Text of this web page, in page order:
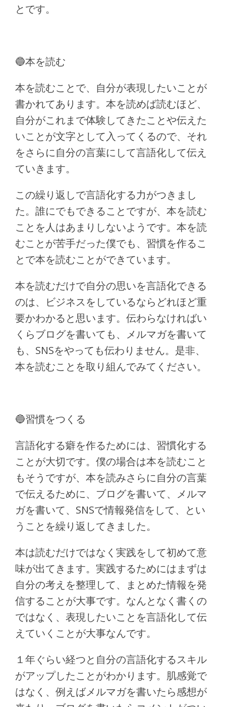
とです。
🔵本を読む
本を読むことで、自分が表現したいことが
書かれてあります。本を読めば読むほど、
自分がこれまで体験してきたことや伝えた
いことが文字として入ってくるので、それ
をさらに自分の言葉にして言語化して伝え
ていきます。
この繰り返しで言語化する力がつきまし
た。誰にでもできることですが、本を読む
ことを人はあまりしないようです。本を読
むことが苦手だった僕でも、習慣を作るこ
とで本を読むことができています。
本を読むだけで自分の思いを言語化できる
のは、ビジネスをしているならどれほど重
要かわかると思います。伝わらなければい
くらブログを書いても、メルマガを書いて
も、SNSをやっても伝わりません。是非、
本を読むことを取り組んでみてください。
🔵習慣をつくる
言語化する癖を作るためには、習慣化する
ことが大切です。僕の場合は本を読むこと
もそうですが、本を読みさらに自分の言葉
で伝えるために、ブログを書いて、メルマ
ガを書いて、SNSで情報発信をして、とい
うことを繰り返してきました。
本は読むだけではなく実践をして初めて意
味が出てきます。実践するためにはまずは
自分の考えを整理して、まとめた情報を発
信することが大事です。なんとなく書くの
ではなく、表現したいことを言語化して伝
えていくことが大事なんです。
１年ぐらい経つと自分の言語化するスキル
がアップしたことがわかります。肌感覚で
はなく、例えばメルマガを書いたら感想が